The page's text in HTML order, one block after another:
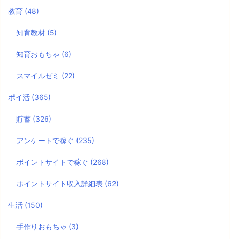
教育 (48)
知育教材 (5)
知育おもちゃ (6)
スマイルゼミ (22)
ポイ活 (365)
貯蓄 (326)
アンケートで稼ぐ (235)
ポイントサイトで稼ぐ (268)
ポイントサイト収入詳細表 (62)
生活 (150)
手作りおもちゃ (3)